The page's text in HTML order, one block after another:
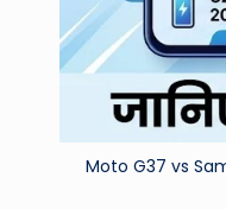
Moto G37 vs